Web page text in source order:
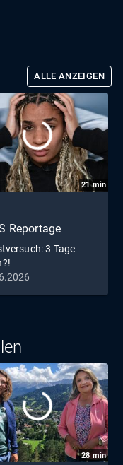
ALLE ANZEIGEN
21min
Reportage
3 Tage
28 min